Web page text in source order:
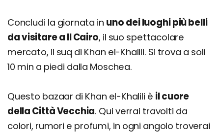
Concludi la giornata in uno dei luoghi più belli
da visitare a Il Cairo, il suo spettacolare
mercato, il suq di Khan el-Khalili. Si trova a soli
10 min a piedi dalla Moschea.
Questo bazaar di Khan el-Khalili è il cuore
della Città Vecchia. Qui verrai travolti da
colori, rumori e profumi, in ogni angolo troverai